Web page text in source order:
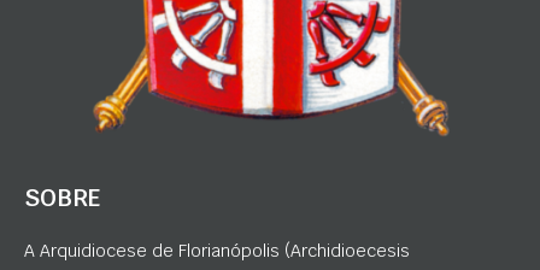
SOBRE
A Arquidiocese de Florianópolis (Archidioecesis